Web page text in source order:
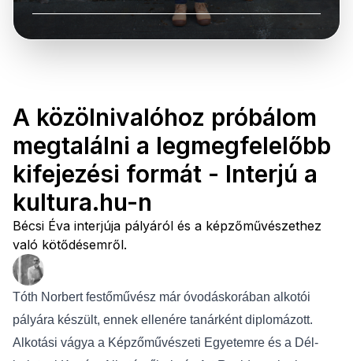
A közölnivalóhoz próbálom
megtalálni a legmegfelelőbb
kifejezési formát - Interjú a
kultura.hu-n
Bécsi Éva interjúja pályáról és a képzőművészethez
való kötődésemről.
Tóth Norbert festőművész már óvodáskorában alkotói
pályára készült, ennek ellenére tanárként diplomázott.
Alkotási vágya a Képzőművészeti Egyetemre és a Dél-